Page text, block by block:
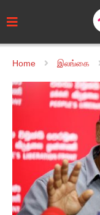
Home இலங்கை